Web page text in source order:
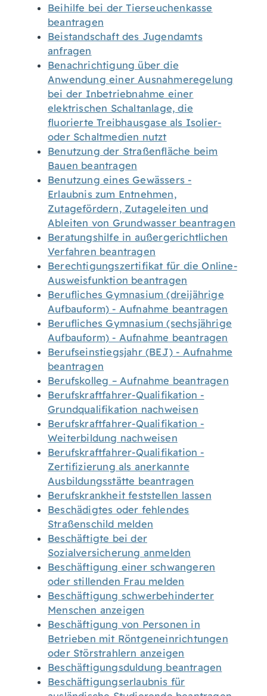
Beihilfe bei der Tierseuchenkasse
beantragen
Beistandschaft des Jugendamts
anfragen
Benachrichtigung über die
Anwendung einer Ausnahmeregelung
bei der Inbetriebnahme einer
elektrischen Schaltanlage, die
fluorierte Treibhausgase als Isolier-
oder Schaltmedien nutzt
Benutzung der Straßenfläche beim
Bauen beantragen
Benutzung eines Gewässers -
Erlaubnis zum Entnehmen,
Zutagefördern, Zutageleiten und
Ableiten von Grundwasser beantragen
Beratungshilfe in außergerichtlichen
Verfahren beantragen
Berechtigungszertifikat für die Online-
Ausweisfunktion beantragen
Berufliches Gymnasium (dreijährige
Aufbauform) - Aufnahme beantragen
Berufliches Gymnasium (sechsjährige
Aufbauform) - Aufnahme beantragen
Berufseinstiegsjahr (BEJ) - Aufnahme
beantragen
Berufskolleg – Aufnahme beantragen
Berufskraftfahrer-Qualifikation -
Grundqualifikation nachweisen
Berufskraftfahrer-Qualifikation -
Weiterbildung nachweisen
Berufskraftfahrer-Qualifikation -
Zertifizierung als anerkannte
Ausbildungsstätte beantragen
Berufskrankheit feststellen lassen
Beschädigtes oder fehlendes
Straßenschild melden
Beschäftigte bei der
Sozialversicherung anmelden
Beschäftigung einer schwangeren
oder stillenden Frau melden
Beschäftigung schwerbehinderter
Menschen anzeigen
Beschäftigung von Personen in
Betrieben mit Röntgeneinrichtungen
oder Störstrahlern anzeigen
Beschäftigungsduldung beantragen
Beschäftigungserlaubnis für